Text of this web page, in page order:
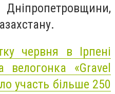
червня в Ірпені
«Gravel
участь більше 250